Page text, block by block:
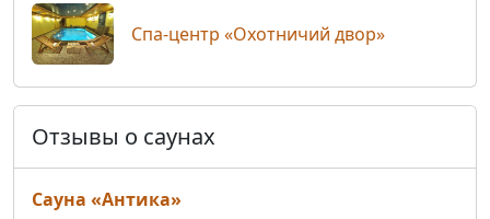
Спа-центр «Охотничий двор»
Отзывы о саунах
Сауна «Антика»